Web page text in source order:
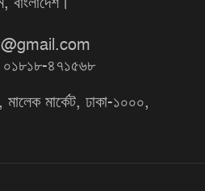
৪৭১৫৬৮
মার্কেট, ঢাকা-১০০০,